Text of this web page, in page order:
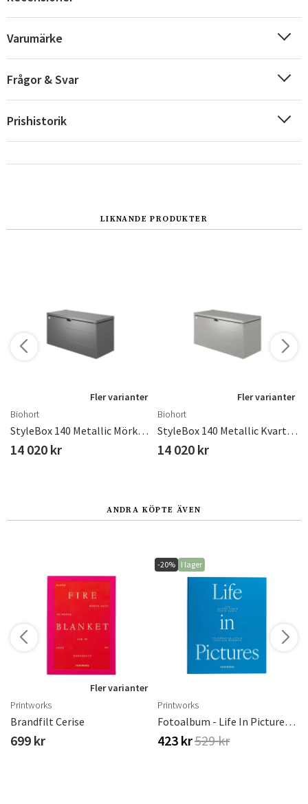
Norge
Varumärke
Frågor & Svar
Prishistorik
LIKNANDE PRODUKTER
Fler varianter
Biohort
StyleBox 140 Metallic Mörkgrå
14 020 kr
Fler varianter
Biohort
StyleBox 140 Metallic Kvarts-Grå
14 020 kr
ANDRA KÖPTE ÄVEN
Fler varianter
Printworks
Brandfilt Cerise
699 kr
-20% I lager
Printworks
Fotoalbum - Life In Pictures, Blue
423 kr529 kr